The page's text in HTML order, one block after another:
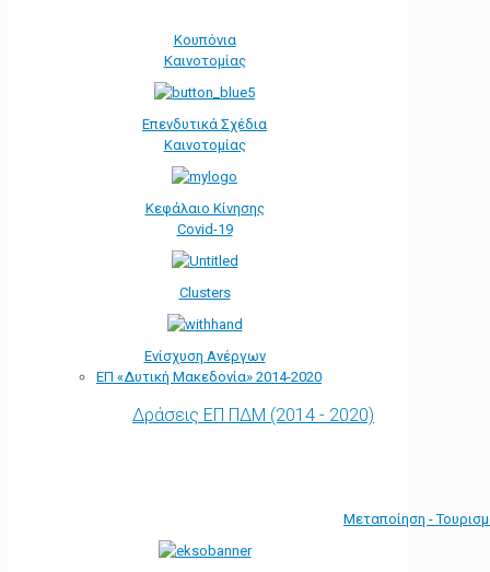
Κουπόνια
Καινοτομίας
Επενδυτικά Σχέδια
Καινοτομίας
Κεφάλαιο Κίνησης
Covid-19
Clusters
Ενίσχυση Ανέργων
ΕΠ «Δυτική Μακεδονία» 2014-2020
Δράσεις ΕΠ ΠΔΜ (2014 - 2020)
Μεταποίηση -